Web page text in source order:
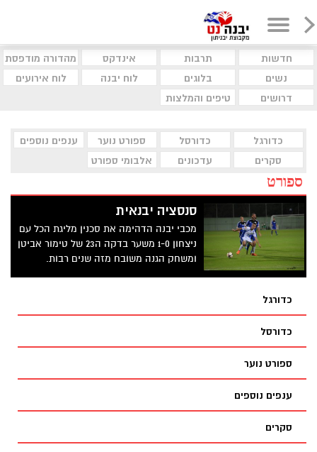
חדשות תרבות אינדקס
מהדורה מודפסת
נשים
בלוגים לוח יבנה
לוח אירועים
דרושים
טיפים והמלצות
כדורגל כדורסל ספורט נוער
ענפים נוספים
סקרים
עדכונים אלבומי ספורט
ספורט
סנסציה יבנאית
מכבי יבנה הדהימה את סכנין מליגת הכל עם
ניצחון 1-0 משער בדקה ה23 של טימור אביטן
ומשחק הגנה משובח מזה שנים רבות.
כדורגל
כדורסל
ספורט נוער
ענפים נוספים
סקרים